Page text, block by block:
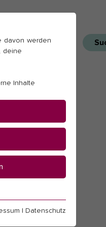
davon werden
deine
Inhalte
der Webseite
Datenschutz